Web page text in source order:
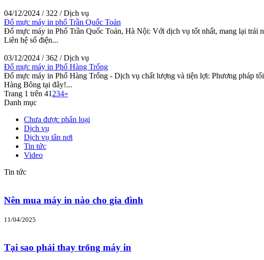
04/12/2024 /322 /Dịch vụ
Đổ mực máy in phố Trần Quốc Toản
Đổ mực máy in Phố Trần Quốc Toản, Hà Nội: Với dịch vụ tốt nhất, mang lại
Liên hệ số điện...
03/12/2024 /362 /Dịch vụ
Đổ mực máy in Phố Hàng Trống
Đổ mực máy in Phố Hàng Trống - Dịch vụ chất lượng và tiện lợi: Phương pháp
Hàng Bông tại đây!...
Trang 1 trên 41 234»
Danh mục
Chưa được phân loại
Dịch vụ
Dịch vụ tân nơi
Tin tức
Video
Tin tức
Nên mua máy in nào cho gia đình
11/04/2025
Tại sao phải thay trống máy in